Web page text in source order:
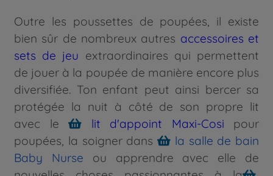
Outre les poussettes de poupées, il existe
bien sûr de nombreux autres accessoires et
sets de jeu extraordinaires qui permettent
de jouer à la poupée de manière encore plus
diversifiée. Ton enfant peut ainsi bercer sa
protégée la nuit à côté de son propre lit
avec le
lit d'appoint Maxi-Cosi pour
poupées, la soigner dans
la salle de bain
Baby Nurse ou apprendre avec elle de